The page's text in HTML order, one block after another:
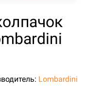
Lombardini